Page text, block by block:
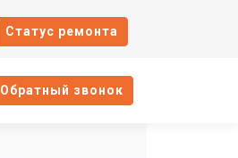
Cтатус ремонта
Oбратный звонок